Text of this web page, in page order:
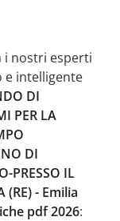
i nostri esperti
e intelligente
DI
PER LA
DI
PRESSO IL
(RE) - Emilia
pdf 2026: